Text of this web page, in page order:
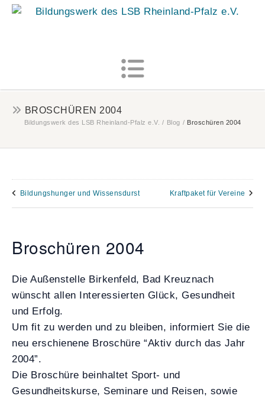
BROSCHÜREN 2004
Bildungswerk des LSB Rheinland-Pfalz e.V. / Blog / Broschüren 2004
Bildungshunger und Wissensdurst Kraftpaket für Vereine
Broschüren 2004
Die Außenstelle Birkenfeld, Bad Kreuznach
wünscht allen Interessierten Glück, Gesundheit
und Erfolg.
Um fit zu werden und zu bleiben, informiert Sie die
neu erschienene Broschüre “Aktiv durch das Jahr
2004”.
Die Broschüre beinhaltet Sport- und
Gesundheitskurse, Seminare und Reisen, sowie